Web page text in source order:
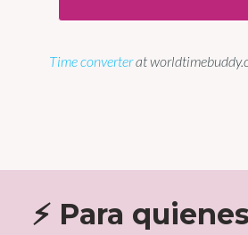
Time converterat
⚡ Para